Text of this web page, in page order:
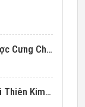
Thay Chị Vào Hào Môn, Tôi Được Cưng Chiều Hết Mực (Thập Niên 90)
Đại Lão Trở Về, Không Diễn Vai Thiên Kim Giả Nữa